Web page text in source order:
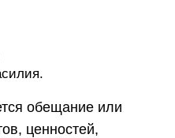
обещание или
ценностей,